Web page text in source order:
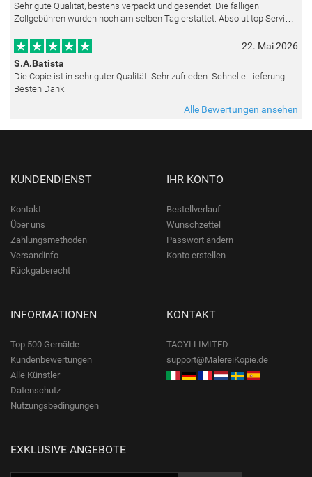
Sehr gute Qualität, bestens verpackt und gesendet. Die fälligen
Zollgebühren wurden noch am selben Tag erstattet. Absolut top Service
22. Mai 2026
S.A.Batista
Die Copie ist in sehr guter Qualität. Sehr zufrieden. Schnelle Lieferung.
Besten Dank.
Alle Bewertungen ansehen
KUNDENDIENST
Kontakt
Über uns
Zahlungsmethoden
Versandinfo
Rückgaberecht
IHR KONTO
Bestellverlauf
Wunschzettel
Passwort ändern
Konto erstellen
INFORMATIONEN
Top 500 Gemälde
Kundenbewertungen
Alle Künstler
Datenschutz
Nutzungsbedingungen
KONTAKT
TAOYI LIMITED
support@MalereiKopie.de
EXKLUSIVE ANGEBOTE